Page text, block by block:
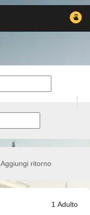
Aggiungi ritorno
1 Adulto